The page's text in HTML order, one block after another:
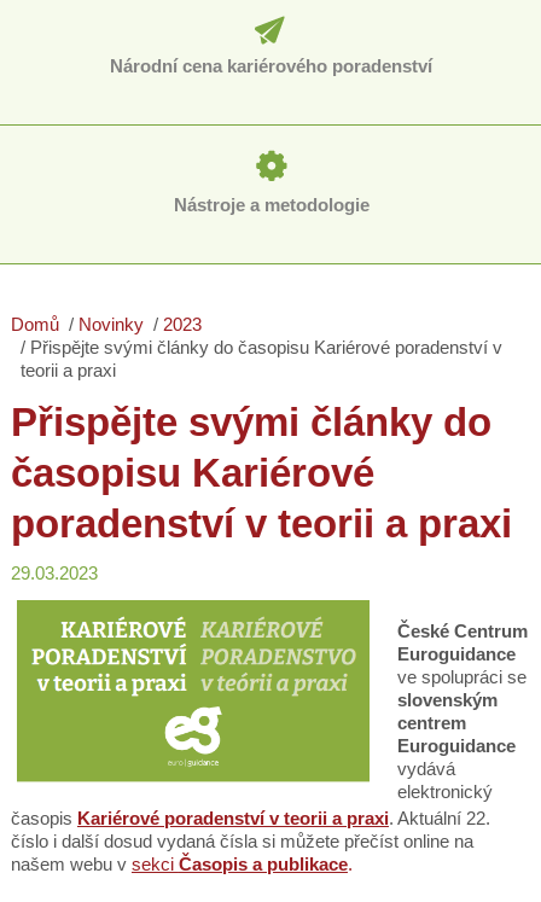
Národní cena kariérového poradenství
Nástroje a metodologie
Domů Novinky
2023
Přispějte svými články do časopisu Kariérové poradenství v
teorii a praxi
Přispějte svými články do
časopisu Kariérové
poradenství v teorii a praxi
29.03.2023
České Centrum
Euroguidance
ve spolupráci se
slovenským
centrem
Euroguidance
vydává
elektronický
časopis Kariérové poradenství v teorii a praxi. Aktuální 22.
číslo i další dosud vydaná čísla si můžete přečíst online na
našem webu v sekci Časopis a publikace.